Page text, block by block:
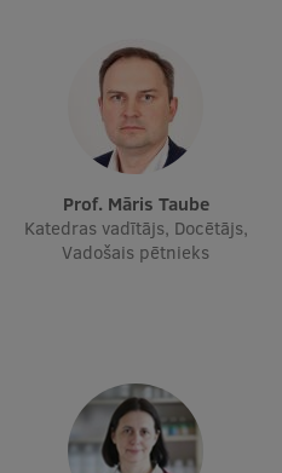
Prof. Māris Taube
Katedras vadītājs, Docētājs,
Vadošais pētnieks